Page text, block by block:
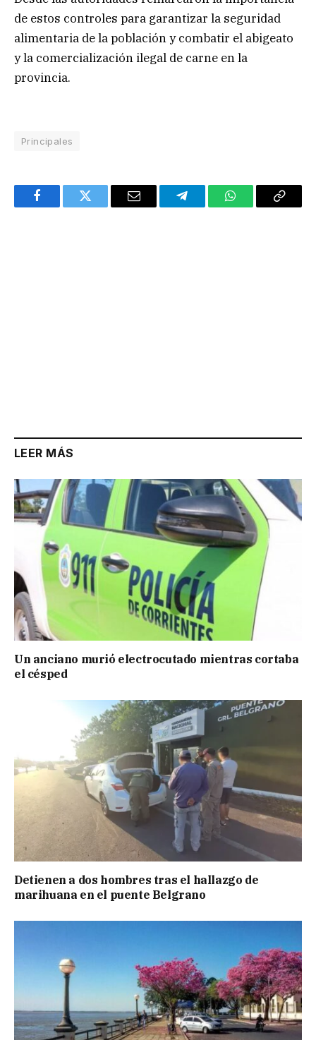
de estos controles para garantizar la seguridad
alimentaria de la población y combatir el abigeato
y la comercialización ilegal de carne en la
provincia.
Principales
FacebookTwitter Email TelegramWhatsAppCopy
LEER MÁS
Un anciano murió electrocutado mientras cortaba
el césped
Detienen a dos hombres tras el hallazgo de
marihuana en el puente Belgrano